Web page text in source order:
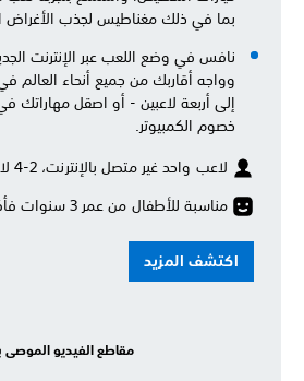
بما في ذلك مغناطيس لجذب الأغراض
وواجه أقاربك من جميع أنحاء العالم
إلى أربعة لاعبين - أو اصقل مهاراتك
خصوم الكمبيوتر.
لاعب واحد غير متصل بالإنترنت، 2-4 لاعبين متصلين بالإنترنت
مناسبة للأطفال من عمر 3 سنوات فأكثر
اكتشف المزيد
مقاطع الفيديو الموصى